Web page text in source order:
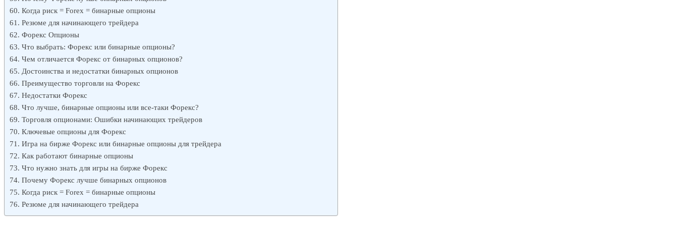
Когда риск = Forex = бинарные опционы
Резюме для начинающего трейдера
Форекс Опционы
Что выбрать: Форекс или бинарные опционы?
Чем отличается Форекс от бинарных опционов?
Достоинства и недостатки бинарных опционов
Преимущество торговли на Форекс
Недостатки Форекс
Что лучше, бинарные опционы или все-таки Форекс?
Торговля опционами: Ошибки начинающих трейдеров
Ключевые опционы для Форекс
Игра на бирже Форекс или бинарные опционы для трейдера
Как работают бинарные опционы
Что нужно знать для игры на бирже Форекс
Почему Форекс лучше бинарных опционов
Когда риск = Forex = бинарные опционы
Резюме для начинающего трейдера